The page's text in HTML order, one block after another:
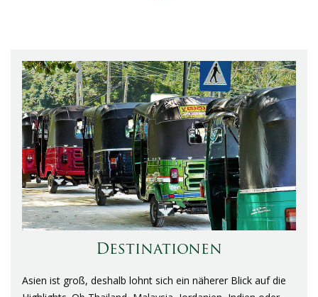
Destinationen
Asien ist groß, deshalb lohnt sich ein näherer Blick auf die